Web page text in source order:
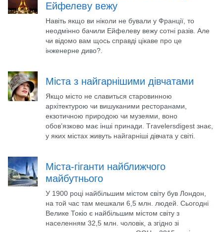
Ейфелеву вежу
Навіть якщо ви ніколи не бували у Франції, то
неодмінно бачили Ейфелеву вежу сотні разів. Але
чи відомо вам щось справді цікаве про це
інженерне диво?.
Міста з найгарнішими дівчатами
Якщо місто не славиться старовинною
архітектурою чи вишуканими ресторанами,
екзотичною природою чи музеями, воно
обов’язково має інші принади. Тravelersdigest знає,
у яких містах живуть найгарніші дівчата у світі.
Міста-гіганти найближчого
майбутнього
У 1900 році найбільшим містом світу був Лондон,
на той час там мешкали 6,5 млн. людей. Сьогодні
Велике Токіо є найбільшим містом світу з
населенням 32,5 млн. чоловік, а згідно зі